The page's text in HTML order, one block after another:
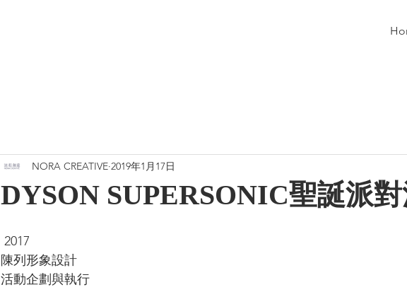
DYSON SUPERSONIC聖誕派
NORA CREATIVE 2019年1月17日
2017
陳列形象設計
活動企劃與執行